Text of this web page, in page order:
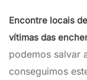
Encontre locais
vítimas das
podemos salvar
conseguimos